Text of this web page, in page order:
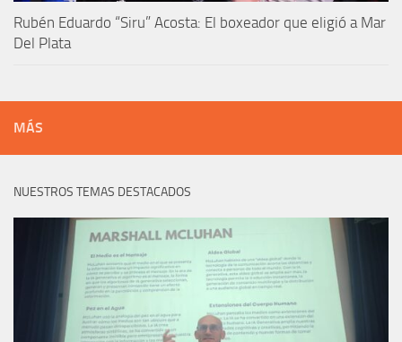
Rubén Eduardo “Siru” Acosta: El boxeador que eligió a Mar
Del Plata
MÁS
NUESTROS TEMAS DESTACADOS